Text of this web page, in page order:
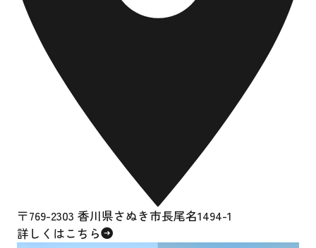
〒769-2303 香川県さぬき市長尾名1494-1
詳しくはこちら